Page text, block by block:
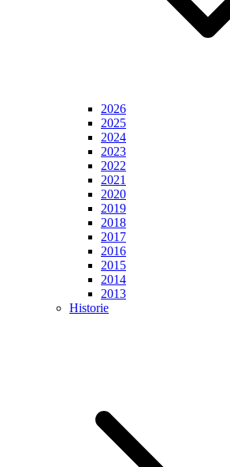
2026
2025
2024
2023
2022
2021
2020
2019
2018
2017
2016
2015
2014
2013
Historie